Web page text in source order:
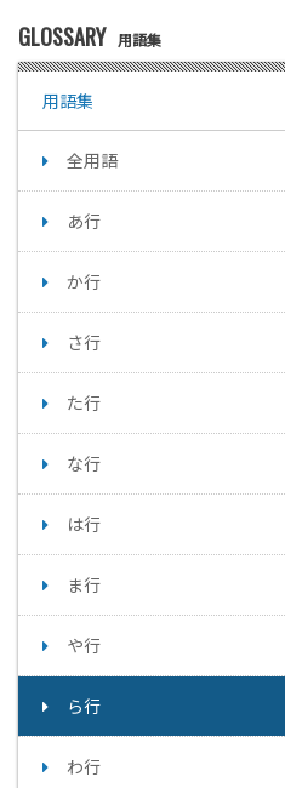
GLOSSARY 用語集
用語集
全用語
あ行
か行
さ行
た行
な行
は行
ま行
や行
ら行
わ行